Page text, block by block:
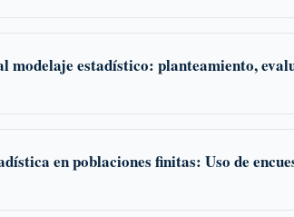
modelaje estadístico: planteamiento,
en poblaciones finitas: Uso de